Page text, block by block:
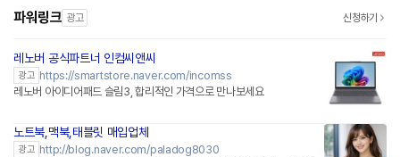
파워링크 광고 신청하기
레노버 공식파트너 인컴씨앤씨
광고 https://smartstore.naver.com/incomss
레노버 아이디어패드 슬림3, 합리적인 가격으로 만나보세요
노트북,맥북,태블릿 매입업체
광고 http://blog.naver.com/paladog8030